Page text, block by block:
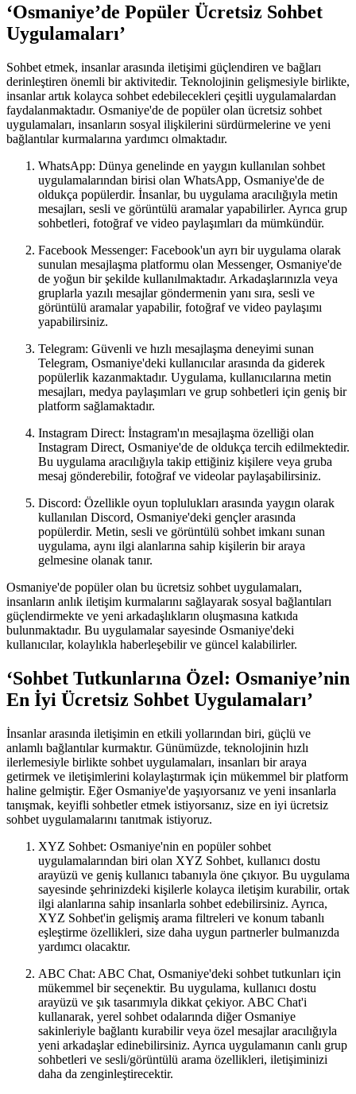
‘Osmaniye’de Popüler Ücretsiz Sohbet
Uygulamaları’
Sohbet etmek, insanlar arasında iletişimi güçlendiren ve bağları
derinleştiren önemli bir aktivitedir. Teknolojinin gelişmesiyle birlikte,
insanlar artık kolayca sohbet edebilecekleri çeşitli uygulamalardan
faydalanmaktadır. Osmaniye'de de popüler olan ücretsiz sohbet
uygulamaları, insanların sosyal ilişkilerini sürdürmelerine ve yeni
bağlantılar kurmalarına yardımcı olmaktadır.
WhatsApp: Dünya genelinde en yaygın kullanılan sohbet
uygulamalarından birisi olan WhatsApp, Osmaniye'de de
oldukça popülerdir. İnsanlar, bu uygulama aracılığıyla metin
mesajları, sesli ve görüntülü aramalar yapabilirler. Ayrıca grup
sohbetleri, fotoğraf ve video paylaşımları da mümkündür.
Facebook Messenger: Facebook'un ayrı bir uygulama olarak
sunulan mesajlaşma platformu olan Messenger, Osmaniye'de
de yoğun bir şekilde kullanılmaktadır. Arkadaşlarınızla veya
gruplarla yazılı mesajlar göndermenin yanı sıra, sesli ve
görüntülü aramalar yapabilir, fotoğraf ve video paylaşımı
yapabilirsiniz.
Telegram: Güvenli ve hızlı mesajlaşma deneyimi sunan
Telegram, Osmaniye'deki kullanıcılar arasında da giderek
popülerlik kazanmaktadır. Uygulama, kullanıcılarına metin
mesajları, medya paylaşımları ve grup sohbetleri için geniş bir
platform sağlamaktadır.
Instagram Direct: İnstagram'ın mesajlaşma özelliği olan
Instagram Direct, Osmaniye'de de oldukça tercih edilmektedir.
Bu uygulama aracılığıyla takip ettiğiniz kişilere veya gruba
mesaj gönderebilir, fotoğraf ve videolar paylaşabilirsiniz.
Discord: Özellikle oyun toplulukları arasında yaygın olarak
kullanılan Discord, Osmaniye'deki gençler arasında
popülerdir. Metin, sesli ve görüntülü sohbet imkanı sunan
uygulama, aynı ilgi alanlarına sahip kişilerin bir araya
gelmesine olanak tanır.
Osmaniye'de popüler olan bu ücretsiz sohbet uygulamaları,
insanların anlık iletişim kurmalarını sağlayarak sosyal bağlantıları
güçlendirmekte ve yeni arkadaşlıkların oluşmasına katkıda
bulunmaktadır. Bu uygulamalar sayesinde Osmaniye'deki
kullanıcılar, kolaylıkla haberleşebilir ve güncel kalabilirler.
‘Sohbet Tutkunlarına Özel: Osmaniye’nin
En İyi Ücretsiz Sohbet Uygulamaları’
İnsanlar arasında iletişimin en etkili yollarından biri, güçlü ve
anlamlı bağlantılar kurmaktır. Günümüzde, teknolojinin hızlı
ilerlemesiyle birlikte sohbet uygulamaları, insanları bir araya
getirmek ve iletişimlerini kolaylaştırmak için mükemmel bir platform
haline gelmiştir. Eğer Osmaniye'de yaşıyorsanız ve yeni insanlarla
tanışmak, keyifli sohbetler etmek istiyorsanız, size en iyi ücretsiz
sohbet uygulamalarını tanıtmak istiyoruz.
XYZ Sohbet: Osmaniye'nin en popüler sohbet
uygulamalarından biri olan XYZ Sohbet, kullanıcı dostu
arayüzü ve geniş kullanıcı tabanıyla öne çıkıyor. Bu uygulama
sayesinde şehrinizdeki kişilerle kolayca iletişim kurabilir, ortak
ilgi alanlarına sahip insanlarla sohbet edebilirsiniz. Ayrıca,
XYZ Sohbet'in gelişmiş arama filtreleri ve konum tabanlı
eşleştirme özellikleri, size daha uygun partnerler bulmanızda
yardımcı olacaktır.
ABC Chat: ABC Chat, Osmaniye'deki sohbet tutkunları için
mükemmel bir seçenektir. Bu uygulama, kullanıcı dostu
arayüzü ve şık tasarımıyla dikkat çekiyor. ABC Chat'i
kullanarak, yerel sohbet odalarında diğer Osmaniye
sakinleriyle bağlantı kurabilir veya özel mesajlar aracılığıyla
yeni arkadaşlar edinebilirsiniz. Ayrıca uygulamanın canlı grup
sohbetleri ve sesli/görüntülü arama özellikleri, iletişiminizi
daha da zenginleştirecektir.